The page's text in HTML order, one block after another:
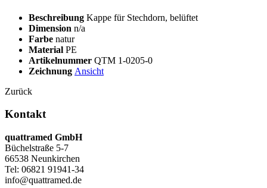
Beschreibung Kappe für Stechdorn, belüftet
Dimension n/a
Farbe natur
Material PE
Artikelnummer QTM 1-0205-0
Zeichnung Ansicht
Zurück
Kontakt
quattramed GmbH
Büchelstraße 5-7
66538 Neunkirchen
Tel: 06821 91941-34
info@quattramed.de